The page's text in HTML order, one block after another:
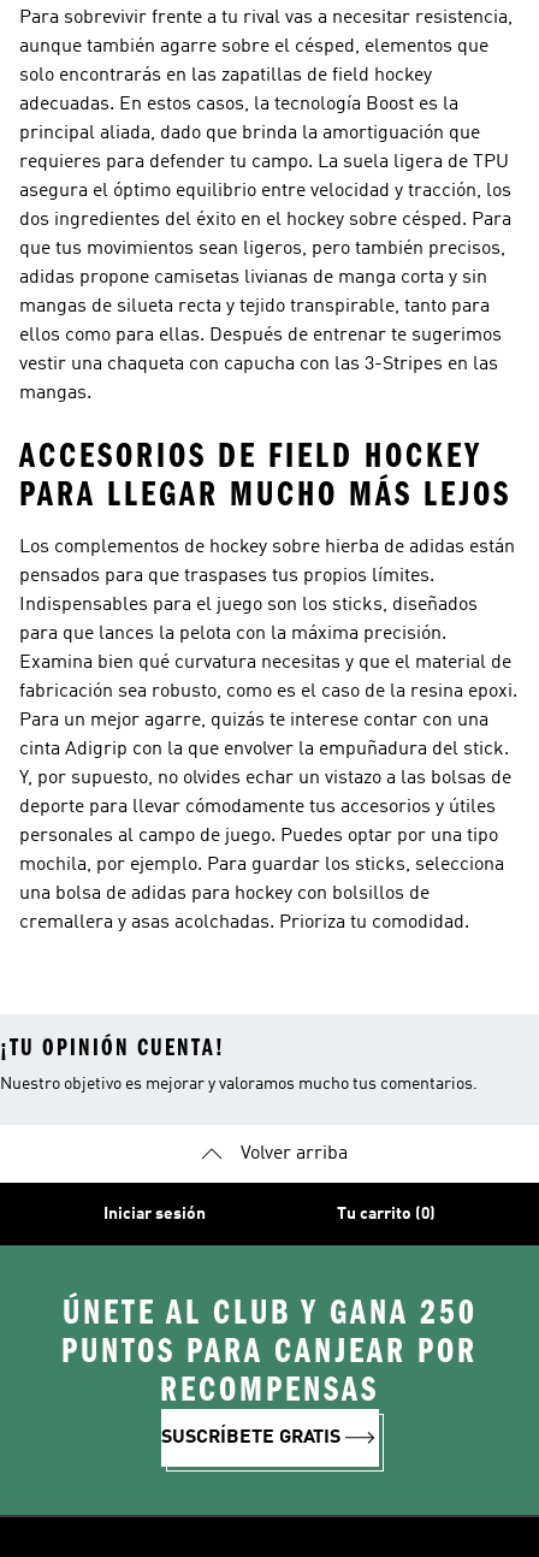
Para sobrevivir frente a tu rival vas a necesitar resistencia,
aunque también agarre sobre el césped, elementos que
solo encontrarás en las zapatillas de field hockey
adecuadas. En estos casos, la tecnología Boost es la
principal aliada, dado que brinda la amortiguación que
requieres para defender tu campo. La suela ligera de TPU
asegura el óptimo equilibrio entre velocidad y tracción, los
dos ingredientes del éxito en el hockey sobre césped. Para
que tus movimientos sean ligeros, pero también precisos,
adidas propone camisetas livianas de manga corta y sin
mangas de silueta recta y tejido transpirable, tanto para
ellos como para ellas. Después de entrenar te sugerimos
vestir una chaqueta con capucha con las 3-Stripes en las
mangas.
ACCESORIOS DE FIELD HOCKEY
PARA LLEGAR MUCHO MÁS LEJOS
Los complementos de hockey sobre hierba de adidas están
pensados para que traspases tus propios límites.
Indispensables para el juego son los sticks, diseñados
para que lances la pelota con la máxima precisión.
Examina bien qué curvatura necesitas y que el material de
fabricación sea robusto, como es el caso de la resina epoxi.
Para un mejor agarre, quizás te interese contar con una
cinta Adigrip con la que envolver la empuñadura del stick.
Y, por supuesto, no olvides echar un vistazo a las bolsas de
deporte para llevar cómodamente tus accesorios y útiles
personales al campo de juego. Puedes optar por una tipo
mochila, por ejemplo. Para guardar los sticks, selecciona
una bolsa de adidas para hockey con bolsillos de
cremallera y asas acolchadas. Prioriza tu comodidad.
¡TU OPINIÓN CUENTA!
Nuestro objetivo es mejorar y valoramos mucho tus comentarios.
Volver arriba
Iniciar sesión Tu carrito (0)
ÚNETE AL CLUB Y GANA 250
PUNTOS PARA CANJEAR POR
RECOMPENSAS
SUSCRÍBETE GRATIS